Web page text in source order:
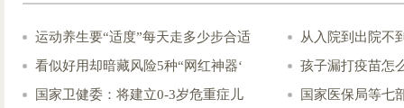
运动养生要“适度”每天走多少步合适
从入院到出院不
看似好用却暗藏风险5种“网红神器‘
孩子漏打疫苗怎
国家卫健委：将建立0-3岁危重症儿
国家医保局等七